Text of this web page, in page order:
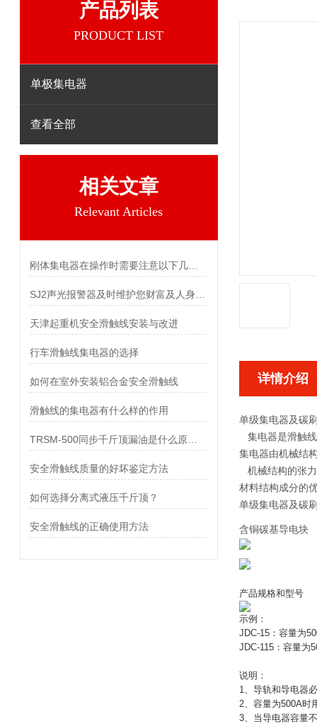
产品列表
PRODUCT LIST
单极集电器
查看全部
相关文章
Relevant Articles
天津起重机安全滑触线安装与改进
行车滑触线集电器的选择
如何在室外安装铝合金安全滑触线
滑触线的集电器有什么样的作用
安全滑触线质量的好坏鉴定方法
如何选择分离式液压千斤顶？
安全滑触线的正确使用方法
详情介绍
单级集电器及碳
集电器是滑触
集电器由机械结
机械结构的张
材料结构成分的
单级集电器及碳
含铜碳基导电块
产品规格和型号
示例：
JDC-15：容量为
JDC-115：容量为
说明：
1、导轨和导电器
2、容量为500A时
3、当导电器容量